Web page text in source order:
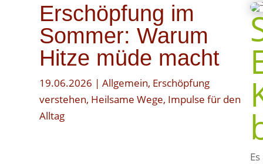
Erschöpfung im
Sommer: Warum
Hitze müde macht
19.06.2026 |Allgemein, Erschöpfung
verstehen, Heilsame Wege, Impulse für den
Alltag
📍 VOR ORT
Yoga
Wir